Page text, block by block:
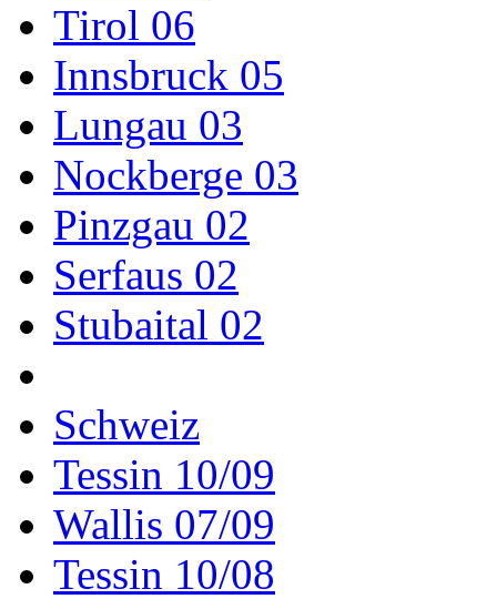
Tirol 06
Innsbruck 05
Lungau 03
Nockberge 03
Pinzgau 02
Serfaus 02
Stubaital 02
Schweiz
Tessin 10/09
Wallis 07/09
Tessin 10/08